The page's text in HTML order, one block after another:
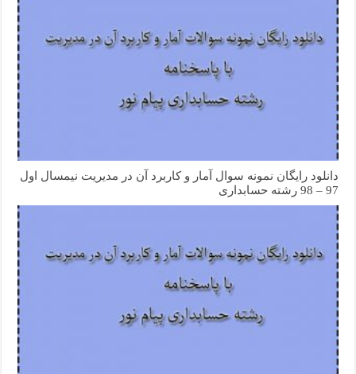
دانلود رایگان نمونه سوال آمار و کاربرد آن در مدیریت نیمسال اول
97 – 98 رشته حسابداری